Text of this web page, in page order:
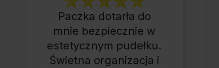
Paczka dotarła do
mnie bezpiecznie w
estetycznym pudełku.
Świetna organizacja i